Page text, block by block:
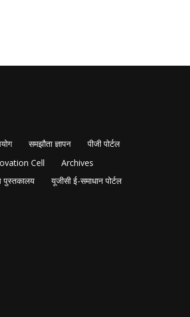
समझौता ज्ञापन
पीजी पोर्टल
Cell
Archives
पुस्तकालय यूजीसी ई-समाधान पोर्टल